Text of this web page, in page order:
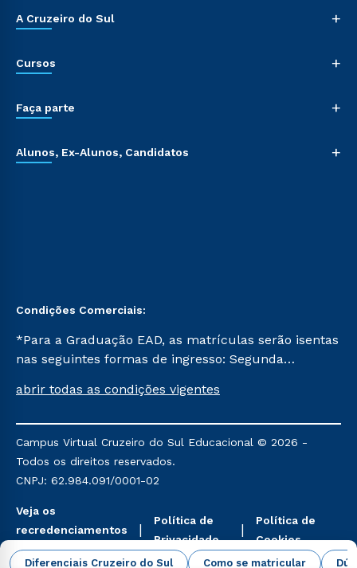
Diferenciais Cruzeiro do Sul Como se matricular
A Cruzeiro do Sul +
Cursos +
Faça parte +
Alunos, Ex-Alunos, Candidatos +
Condições Comerciais:
*Para a Graduação EAD, as matrículas serão isentas
nas seguintes formas de ingresso: Segunda
Já para as demais, a taxa de matrícula será de R$
mencionadas são referentes aos cursos: Ensino
Religioso, Geografia para a Docência e Metodologia
do Ensino de História: Questões Atuais.
abrir todas as condições vigentes
Campus Virtual Cruzeiro do Sul Educacional © 2026 -
Todos os direitos reservados.
CNPJ: 62.984.091/0001-02
Veja os
recredenciamentos
aqui
Política de
Privacidade
Política de
Cookies